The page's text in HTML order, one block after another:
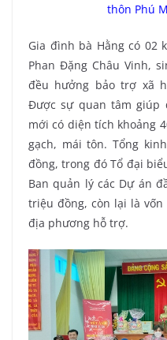
thôn Phú
Gia đình bà Hằng có 02
Phan Đặng Châu Vinh,
đều hưởng bảo trợ xã
Được sự quan tâm giúp
mới có diện tích khoảng
gạch, mái tôn. Tổng
đồng, trong đó Tổ đại
Ban quản lý các Dự án
triệu đồng, còn lại là
địa phương hỗ trợ.